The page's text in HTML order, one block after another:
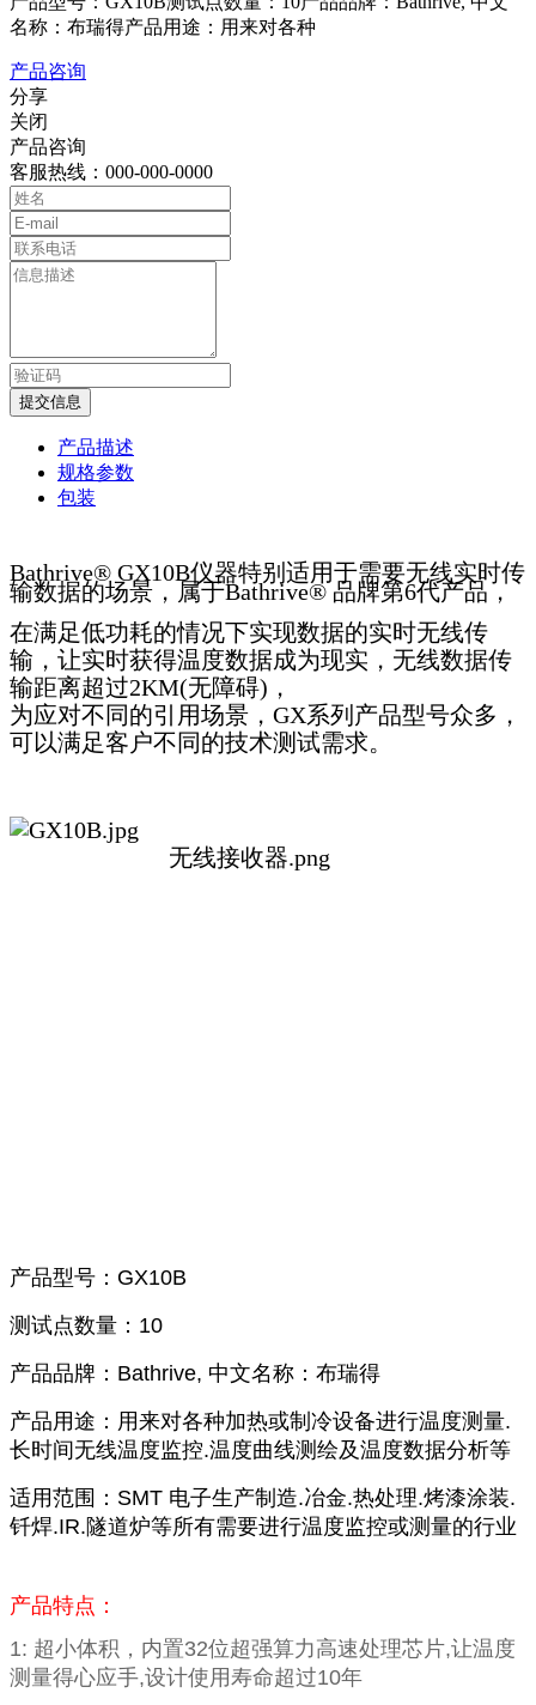
名称：布瑞得产品用途：用来对各种
产品咨询
分享
关闭
产品咨询
客服热线：000-000-0000
提交信息
产品描述
规格参数
包装
Bathrive® GX10B仪器特别适用于需要无线实时传
输数据的场景，属于Bathrive® 品牌第6代产品，
在满足低功耗的情况下实现数据的实时无线传
输，让实时获得温度数据成为现实，无线数据传
输距离超过2KM(无障碍)，
为应对不同的引用场景，GX系列产品型号众多，
可以满足客户不同的技术测试需求。
产品型号：GX10B
测试点数量：10
产品品牌：Bathrive, 中文名称：布瑞得
产品用途：用来对各种加热或制冷设备进行温度测量.
长时间无线温度监控.温度曲线测绘及温度数据分析等
适用范围：SMT 电子生产制造.冶金.热处理.烤漆涂装.
钎焊.IR.隧道炉等所有需要进行温度监控或测量的行业
产品特点：
1: 超小体积，内置32位超强算力高速处理芯片,让温度
测量得心应手,设计使用寿命超过10年